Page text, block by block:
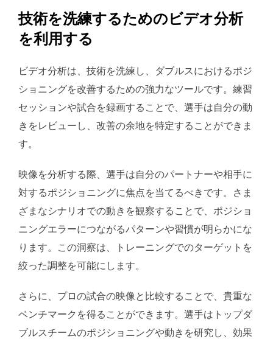
技術を洗練するためのビデオ分析
を利用する
ビデオ分析は、技術を洗練し、ダブルスにおけるポジ
ショニングを改善するための強力なツールです。練習
セッションや試合を録画することで、選手は自分の動
きをレビューし、改善の余地を特定することができま
す。
映像を分析する際、選手は自分のパートナーや相手に
対するポジショニングに焦点を当てるべきです。さま
ざまなシナリオでの動きを観察することで、ポジショ
ニングエラーにつながるパターンや習慣が明らかにな
ります。この洞察は、トレーニングでのターゲットを
絞った調整を可能にします。
さらに、プロの試合の映像と比較することで、貴重な
ベンチマークを得ることができます。選手はトップダ
ブルスチームのポジショニングや動きを研究し、効果